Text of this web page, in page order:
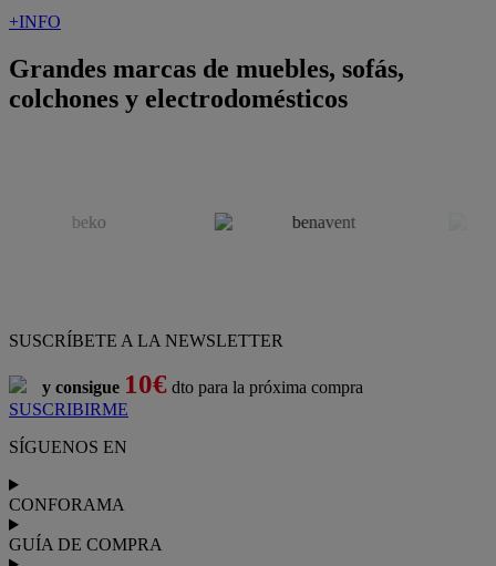
+INFO
Grandes marcas de muebles, sofás,
colchones y electrodomésticos
SUSCRÍBETE A LA NEWSLETTER
y consigue 10€ dto para la próxima compra
SUSCRIBIRME
SÍGUENOS EN
CONFORAMA
GUÍA DE COMPRA